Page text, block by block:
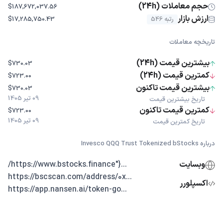
حجم معاملات (24h) $187,672,037.56
ارزش بازار رتبه 546 $17,285,750.43
تاریخچه معاملات
بیشترین قیمت (24h) $730.03
کمترین قیمت (24h) $723.00
بیشترین قیمت تاکنون
تاریخ بیشترین قیمت
$730.03
09 تیر 1405
کمترین قیمت تاکنون
تاریخ کمترین قیمت
$723.00
09 تیر 1405
درباره Invesco QQQ Trust Tokenized bStocks
وبسایت
...{"https://www.bstocks.finance/
اکسپلورر
...https://bscscan.com/address/0x
...https://app.nansen.ai/token-go